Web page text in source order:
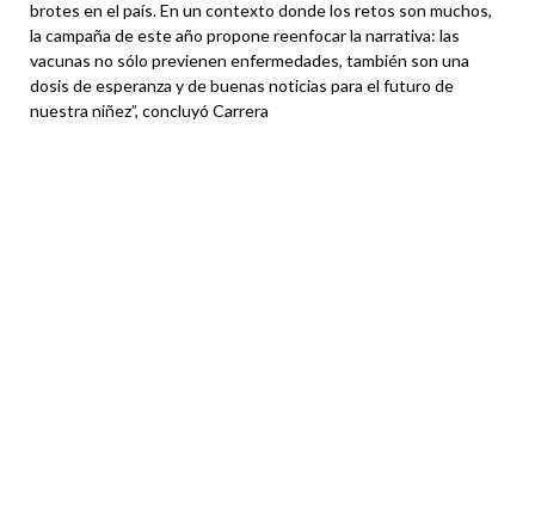
brotes en el país. En un contexto donde los retos son muchos,
la campaña de este año propone reenfocar la narrativa: las
vacunas no sólo previenen enfermedades, también son una
dosis de esperanza y de buenas noticias para el futuro de
nuestra niñez”, concluyó Carrera